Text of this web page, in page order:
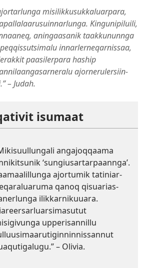
misilik­kusukkaluarpara,
Kingunipiluili,
aningaasanik taakkununnga
innarler­neqarnissaa,
paasilerpara haship
ajornerulersiin­
– Judah.
isumaat
angajoqqaama
‘sungiusar­tarpaannga’.
ajortumik tatiniar­
qanoq qisuarias­
ilikkar­nikuuara.
upperisannillu
– Olivia.